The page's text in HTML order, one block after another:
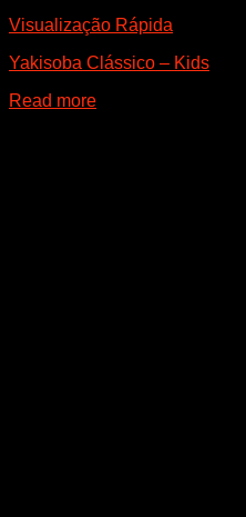
Visualização Rápida
Yakisoba Clássico – Kids
Read more